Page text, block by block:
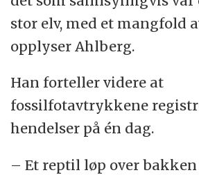
stor elv, med et mangfold
opplyser Ahlberg.
Han forteller videre at
fossilfotavtrykkene
hendelser på én dag.
– Et reptil løp over